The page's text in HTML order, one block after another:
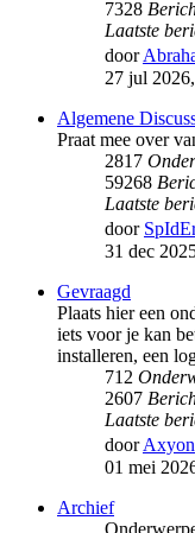
7328
Laatste
door
27 jul
Algemene
Praat mee over
2817
59268
Laatste
door
31 dec
Gevraagd
Plaats hier een
iets voor je kan
installeren, een
712
2607
Laatste
doorAxyon
01 mei
Archief